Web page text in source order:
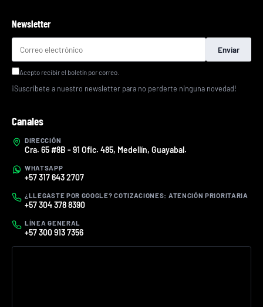
Newsletter
Enviar
Acepto recibir el boletín por correo.
¡Suscríbete a nuestro newsletter para no perderte ninguna novedad!
Canales
DIRECCIÓN
Cra. 65 #8B - 91 Ofic. 485, Medellín, Guayabal.
WHATSAPP
+57 317 643 2707
¿LLEGASTE POR GOOGLE? COTIZACIONES: ATENCIÓN PRIORITARIA
+57 304 378 8390
LÍNEA GENERAL
+57 300 913 7356